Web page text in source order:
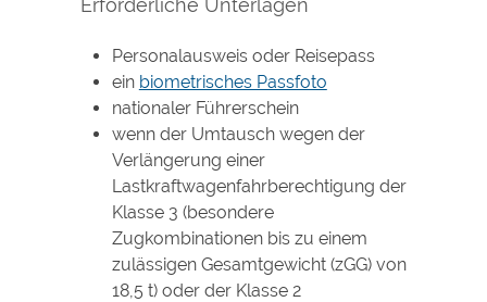
Personalausweis oder Reisepass
ein biometrisches Passfoto
nationaler Führerschein
wenn der Umtausch wegen der
Verlängerung einer
Lastkraftwagenfahrberechtigung der
Klasse 3 (besondere
Zugkombinationen bis zu einem
zulässigen Gesamtgewicht (zGG) von
18,5 t) oder der Klasse 2